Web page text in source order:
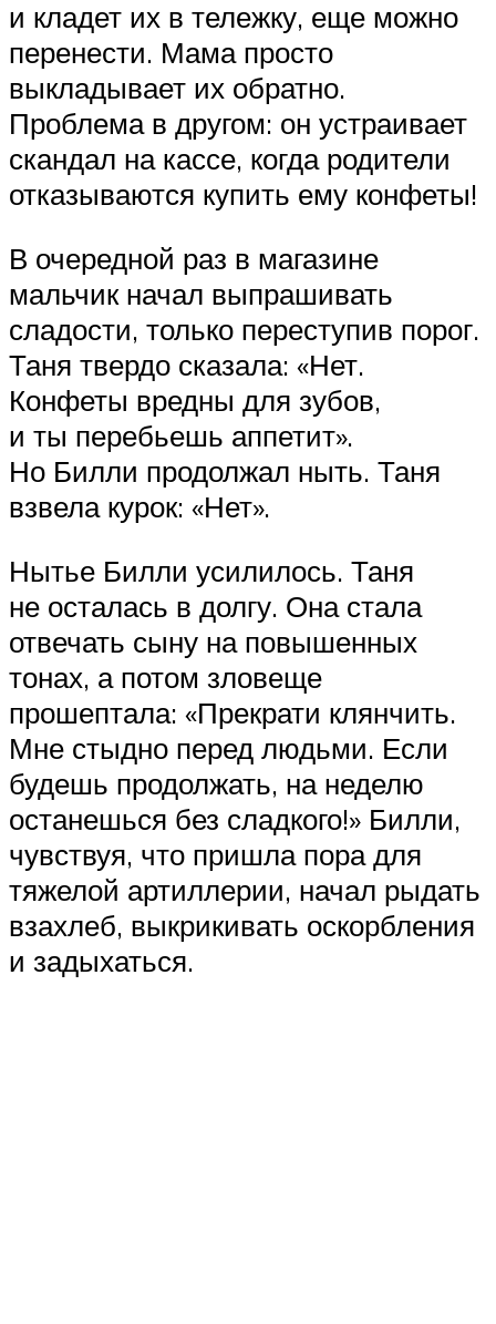
и кладет их в тележку, еще можно
перенести. Мама просто
выкладывает их обратно.
Проблема в другом: он устраивает
скандал на кассе, когда родители
отказываются купить ему конфеты!
В очередной раз в магазине
мальчик начал выпрашивать
сладости, только переступив порог.
Таня твердо сказала: «Нет.
Конфеты вредны для зубов,
и ты перебьешь аппетит».
Но Билли продолжал ныть. Таня
взвела курок: «Нет».
Нытье Билли усилилось. Таня
не осталась в долгу. Она стала
отвечать сыну на повышенных
тонах, а потом зловеще
прошептала: «Прекрати клянчить.
Мне стыдно перед людьми. Если
будешь продолжать, на неделю
останешься без сладкого!» Билли,
чувствуя, что пришла пора для
тяжелой артиллерии, начал рыдать
взахлеб, выкрикивать оскорбления
и задыхаться.